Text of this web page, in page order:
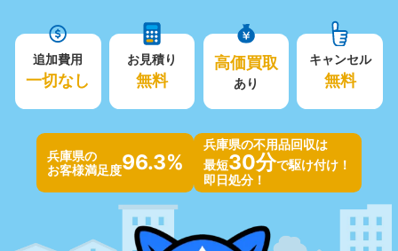
追加費用
一切なし
お見積り
無料
高価買取
あり
キャンセル
無料
兵庫県の
お客様満足度96.3%
兵庫県の不用品回収は
最短30分で駆け付け！
即日処分！